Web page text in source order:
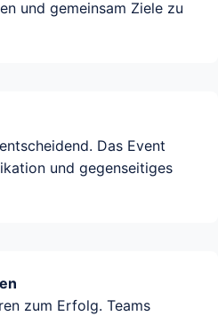
und gemeinsam Ziele zu
Das Event
und gegenseitiges
zum Erfolg. Teams